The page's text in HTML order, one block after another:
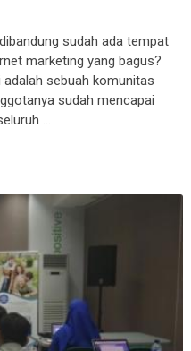
sudah ada tempat
marketing yang bagus?
adalah sebuah komunitas
sudah mencapai
…